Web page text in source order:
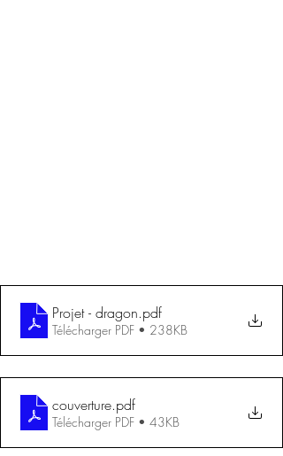
Projet - dragon.pdf
Télécharger PDF • 238KB
couverture.pdf
Télécharger PDF • 43KB